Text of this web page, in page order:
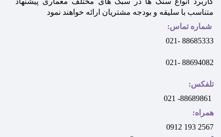
متناسب با سلیقه و بودجه مشتریان ارائه خواهند نمود
شماره تماس:
88685333 -021
88694082 -021
تلفکس:
همراه:
2567 193 0912